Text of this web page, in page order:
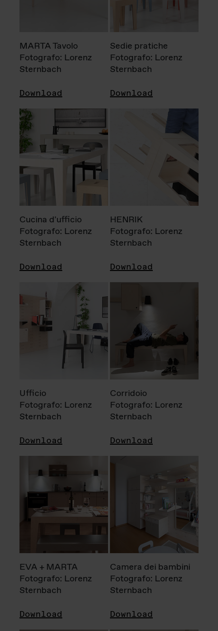
MARTA Tavolo
Fotografo: Lorenz
Sternbach
Download
Sedie pratiche
Fotografo: Lorenz
Sternbach
Download
Cucina d'ufficio
Fotografo: Lorenz
Sternbach
Download
HENRIK
Fotografo: Lorenz
Sternbach
Download
Ufficio
Fotografo: Lorenz
Sternbach
Download
Corridoio
Fotografo: Lorenz
Sternbach
Download
EVA + MARTA
Fotografo: Lorenz
Sternbach
Download
Camera dei bambini
Fotografo: Lorenz
Sternbach
Download